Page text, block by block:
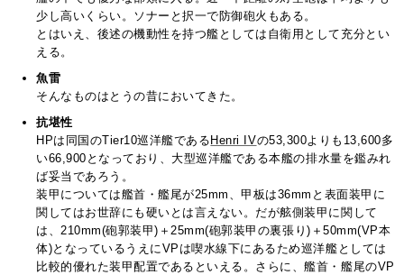
少し高いくらい。ソナーと択一で防御砲火もある。
とはいえ、後述の機動性を持つ艦としては自衛用として充分とい
える。
魚雷
そんなものはとうの昔においてきた。
抗堪性
HPは同国のTier10巡洋艦である Henri IVの53,300よりも13,600多
い66,900となっており、大型巡洋艦である本艦の排水量を鑑みれ
ば妥当であろう。
装甲については艦首・艦尾が25mm、甲板は36mmと表面装甲に
関してはお世辞にも硬いとは言えない。だが舷側装甲に関して
は、210mm(砲郭装甲)＋25mm(砲郭装甲の裏張り)＋50mm(VP本
体)となっているうえにVPは喫水線下にあるため巡洋艦としては
比較的優れた装甲配置であるといえる。さらに、艦首・艦尾のVP